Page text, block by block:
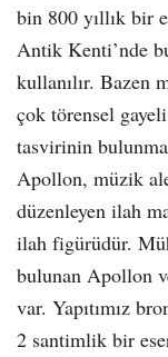
bin 800 yıllık bir
Antik Kenti’nde
kullanılır. Bazen
çok törensel
tasvirinin
Apollon, müzik
düzenleyen ilah
ilah figürüdür.
bulunan Apollon
var. Yapıtımız
2 santimlik bir